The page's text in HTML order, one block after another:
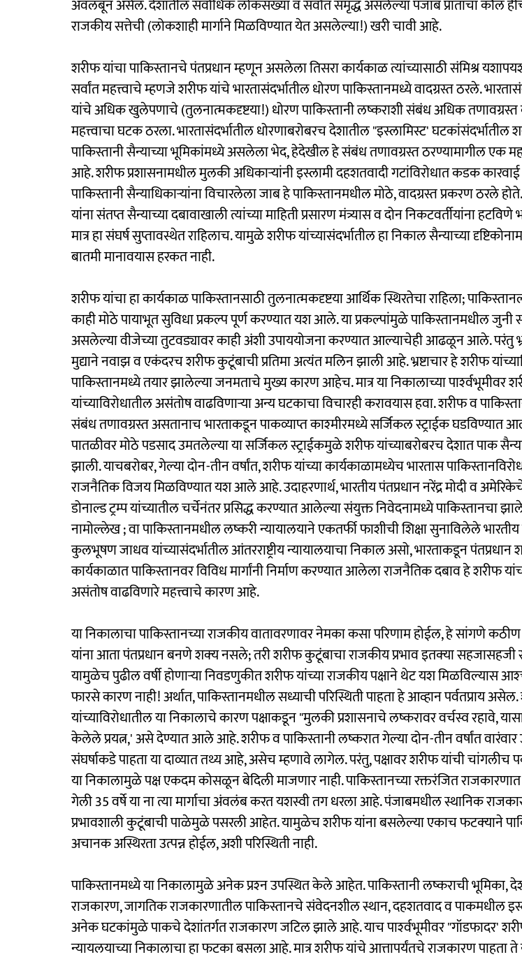
अवलंबून असेल. देशातील सर्वाधिक लोकसंख्या व सर्वांत समृद्ध असलेल्या पंजाब प्रांताचा कौल
राजकीय सत्तेची (लोकशाही मार्गाने मिळविण्यात येत असलेल्या!) खरी चावी आहे.
शरीफ यांचा पाकिस्तानचे पंतप्रधान म्हणून असलेला तिसरा कार्यकाळ त्यांच्यासाठी संमिश्र
सर्वांत महत्त्वाचे म्हणजे शरीफ यांचे भारतासंदर्भातील धोरण पाकिस्तानमध्ये वादग्रस्त ठरले.
यांचे अधिक खुलेपणाचे (तुलनात्मकदृष्टया!) धोरण पाकिस्तानी लष्कराशी संबंध अधिक
महत्त्वाचा घटक ठरला. भारतासंदर्भातील धोरणाबरोबरच देशातील "इस्लामिस्ट' घटकांसंदर्भातील
पाकिस्तानी सैन्याच्या भूमिकांमध्ये असलेला भेद, हेदेखील हे संबंध तणावग्रस्त ठरण्यामागील एक
आहे. शरीफ प्रशासनामधील मुलकी अधिकाऱ्यांनी इस्लामी दहशतवादी गटांविरोधात कडक
पाकिस्तानी सैन्याधिकाऱ्यांना विचारलेला जाब हे पाकिस्तानमधील मोठे, वादग्रस्त प्रकरण ठरले
यांना संतप्त सैन्याच्या दबावाखाली त्यांच्या माहिती प्रसारण मंत्र्यास व दोन निकटवर्तीयांना
मात्र हा संघर्ष सुप्तावस्थेत राहिलाच. यामुळे शरीफ यांच्यासंदर्भातील हा निकाल सैन्याच्या
बातमी मानावयास हरकत नाही.
शरीफ यांचा हा कार्यकाळ पाकिस्तानसाठी तुलनात्मकदृष्टया आर्थिक स्थिरतेचा राहिला;
काही मोठे पायाभूत सुविधा प्रकल्प पूर्ण करण्यात यश आले. या प्रकल्पांमुळे पाकिस्तानमधील जुनी
असलेल्या वीजेच्या तुटवड्यावर काही अंशी उपाययोजना करण्यात आल्याचेही आढळून आले. परंतु
मुद्याने नवाझ व एकंदरच शरीफ कुटूंबाची प्रतिमा अत्यंत मलिन झाली आहे. भ्रष्टाचार हे शरीफ
पाकिस्तानमध्ये तयार झालेल्या जनमताचे मुख्य कारण आहेच. मात्र या निकालाच्या पार्श्‍वभूमीवर
यांच्याविरोधातील असंतोष वाढविणाऱ्या अन्य घटकाचा विचारही करावयास हवा. शरीफ व
संबंध तणावग्रस्त असतानाच भारताकडून पाकव्याप्त काश्‍मीरमध्ये सर्जिकल स्ट्राईक घडविण्यात
पातळीवर मोठे पडसाद उमतलेल्या या सर्जिकल स्ट्राईकमुळे शरीफ यांच्याबरोबरच देशात पाक
झाली. याचबरोबर, गेल्या दोन-तीन वर्षांत, शरीफ यांच्या कार्यकाळामध्येच भारतास
राजनैतिक विजय मिळविण्यात यश आले आहे. उदाहरणार्थ, भारतीय पंतप्रधान नरेंद्र मोदी व अमेरिकेचे
डोनाल्ड ट्रम्प यांच्यातील चर्चेनंतर प्रसिद्ध करण्यात आलेल्या संयुक्त निवेदनामध्ये पाकिस्तानचा
नामोल्लेख ; वा पाकिस्तानमधील लष्करी न्यायालयाने एकतर्फी फाशीची शिक्षा सुनाविलेले
कुलभूषण जाधव यांच्यासंदर्भातील आंतरराष्ट्रीय न्यायालयाचा निकाल असो, भारताकडून पंतप्रधान
कार्यकाळात पाकिस्तानवर विविध मार्गांनी निर्माण करण्यात आलेला राजनैतिक दबाव हे शरीफ
असंतोष वाढविणारे महत्त्वाचे कारण आहे.
या निकालाचा पाकिस्तानच्या राजकीय वातावरणावर नेमका कसा परिणाम होईल, हे सांगणे
यांना आता पंतप्रधान बनणे शक्‍य नसले; तरी शरीफ कुटूंबाचा राजकीय प्रभाव इतक्‍या सहजासहजी
यामुळेच पुढील वर्षी होणाऱ्या निवडणुकीत शरीफ यांच्या राजकीय पक्षाने थेट यश मिळविल्यास
फारसे कारण नाही! अर्थात, पाकिस्तानमधील सध्याची परिस्थिती पाहता हे आव्हान पर्वतप्राय
यांच्याविरोधातील या निकालाचे कारण पक्षाकडून "मुलकी प्रशासनाचे लष्करावर वर्चस्व रहावे,
केलेले प्रयत्न,' असे देण्यात आले आहे. शरीफ व पाकिस्तानी लष्करात गेल्या दोन-तीन वर्षांत
संघर्षाकडे पाहता या दाव्यात तथ्य आहे, असेच म्हणावे लागेल. परंतु, पक्षावर शरीफ यांची
या निकालामुळे पक्ष एकदम कोसळून बेदिली माजणार नाही. पाकिस्तानच्या रक्तरंजित
गेली 35 वर्षे या ना त्या मार्गाचा अंवलंब करत यशस्वी तग धरला आहे. पंजाबमधील स्थानिक
प्रभावशाली कुटूंबाची पाळेमुळे पसरली आहेत. यामुळेच शरीफ यांना बसलेल्या एकाच फटक्‍याने
अचानक अस्थिरता उत्पन्न होईल, अशी परिस्थिती नाही.
पाकिस्तानमध्ये या निकालामुळे अनेक प्रश्‍न उपस्थित केले आहेत. पाकिस्तानी लष्कराची भूमिका,
राजकारण, जागतिक राजकारणातील पाकिस्तानचे संवेदनशील स्थान, दहशतवाद व पाकमधील
अनेक घटकांमुळे पाकचे देशांतर्गत राजकारण जटिल झाले आहे. याच पार्श्‍वभूमीवर "गॉडफादर'
न्यायलयाच्या निकालाचा हा फटका बसला आहे. मात्र शरीफ यांचे आत्तापर्यंतचे राजकारण पाहता